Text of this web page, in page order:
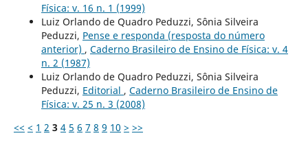
Física: v. 16 n. 1 (1999)
Luiz Orlando de Quadro Peduzzi, Sônia Silveira
Peduzzi, Pense e responda (resposta do número
anterior) , Caderno Brasileiro de Ensino de Física: v. 4
n. 2 (1987)
Luiz Orlando de Quadro Peduzzi, Sônia Silveira
Peduzzi, Editorial , Caderno Brasileiro de Ensino de
Física: v. 25 n. 3 (2008)
<< < 1 2 3 4 5 6 7 8 9 10 > >>